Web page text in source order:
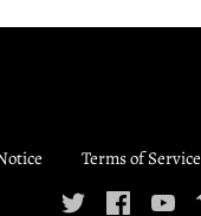
Terms of Service